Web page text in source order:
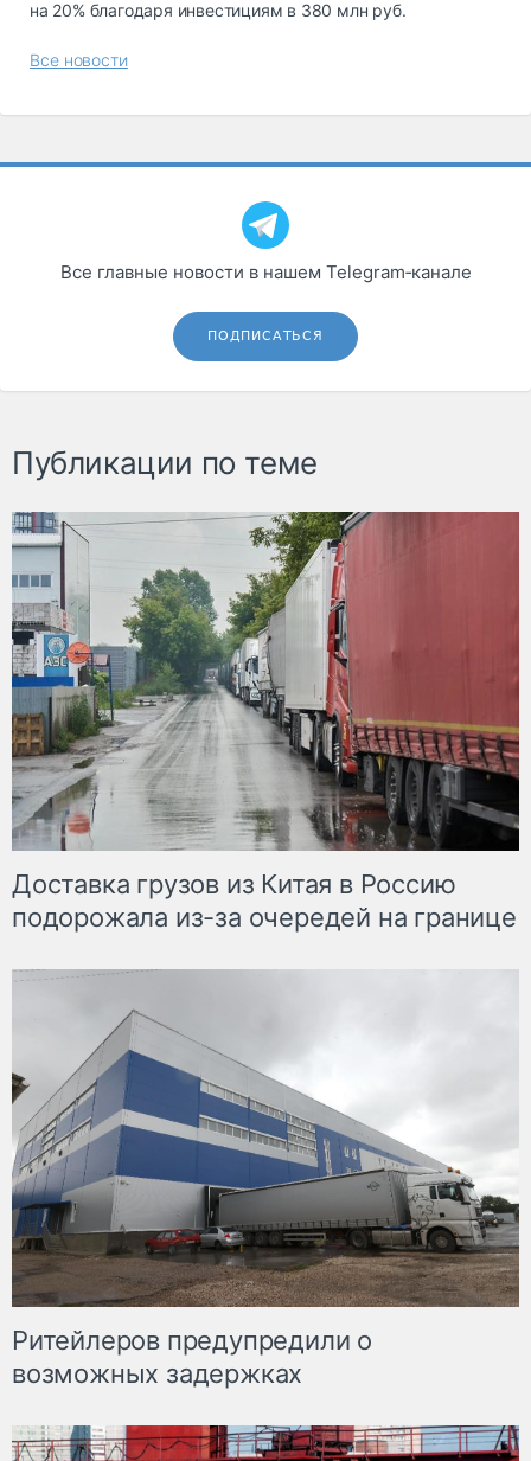
на 20% благодаря инвестициям в 380 млн руб.
Все новости
Все главные новости в нашем Telegram‑канале
ПОДПИСАТЬСЯ
Публикации по теме
Доставка грузов из Китая в Россию
подорожала из-за очередей на границе
Ритейлеров предупредили о
возможных задержках